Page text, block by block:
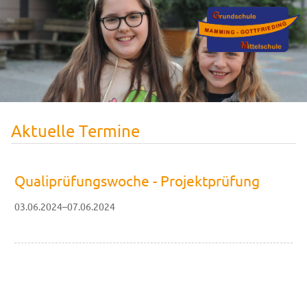
Aktuelle Termine
Qualiprüfungswoche - Projektprüfung
03.06.2024–07.06.2024